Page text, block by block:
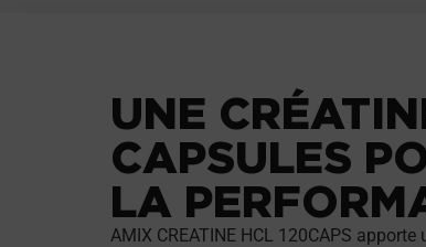
UNE
CAPSULES
LA
AMIX CREATINE HCL 120CAPS